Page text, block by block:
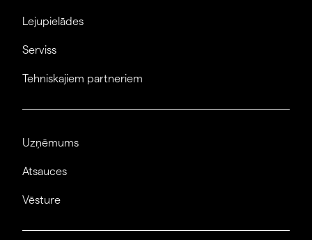
Lejupielādes
Serviss
Tehniskajiem partneriem
Uzņēmums
Atsauces
Vēsture